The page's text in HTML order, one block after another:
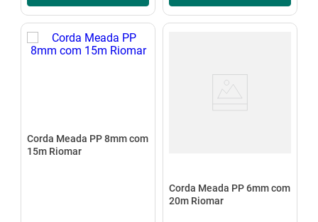
Corda Meada PP 8mm com
15m Riomar
Corda Meada PP 6mm com
20m Riomar